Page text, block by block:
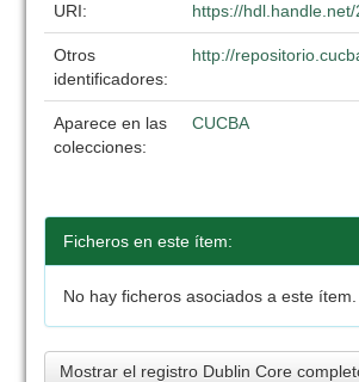
URI: https://
Otros
identificadores:
http://
Aparece en las
colecciones:
CUCBA
Ficheros en este ítem:
No hay ficheros asociados a este ítem.
Mostrar el registro Dublin Core